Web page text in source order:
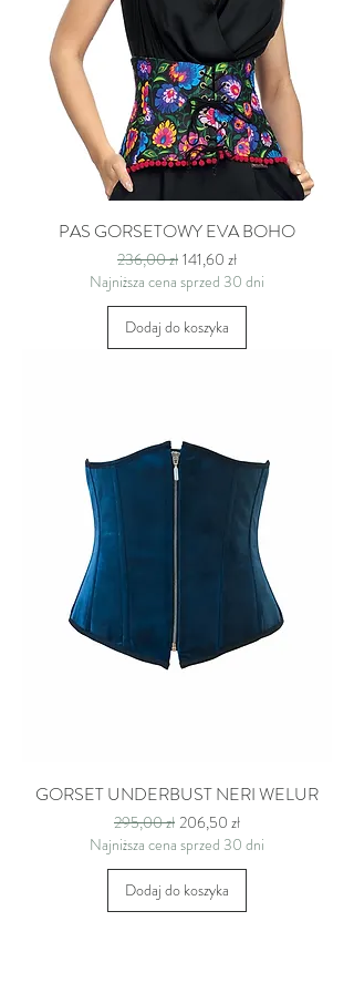
PAS GORSETOWY EVA BOHO
Regularna cena
236,00 zł Cena rabatowa
141,60 zł
Najniższa cena sprzed 30 dni
Dodaj do koszyka
GORSET UNDERBUST NERI WELUR
Regularna cena
295,00 zł Cena rabatowa
206,50 zł
Najniższa cena sprzed 30 dni
Dodaj do koszyka